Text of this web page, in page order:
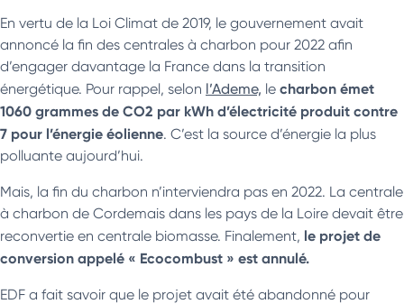
En vertu de la Loi Climat de 2019, le gouvernement avait
annoncé la fin des centrales à charbon pour 2022 afin
d’engager davantage la France dans la transition
énergétique. Pour rappel, selon l’Ademe, le charbon émet
1060 grammes de CO2 par kWh d’électricité produit contre
7 pour l’énergie éolienne. C’est la source d’énergie la plus
polluante aujourd’hui.
Mais, la fin du charbon n’interviendra pas en 2022. La centrale
à charbon de Cordemais dans les pays de la Loire devait être
reconvertie en centrale biomasse. Finalement, le projet de
conversion appelé « Ecocombust » est annulé.
EDF a fait savoir que le projet avait été abandonné pour